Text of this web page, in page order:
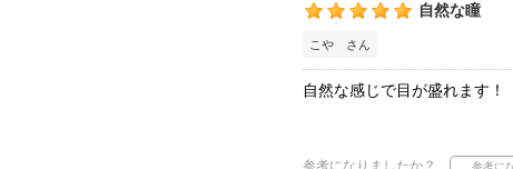
自然な瞳
こや さん
自然な感じで目が盛れます！
参考になりましたか？